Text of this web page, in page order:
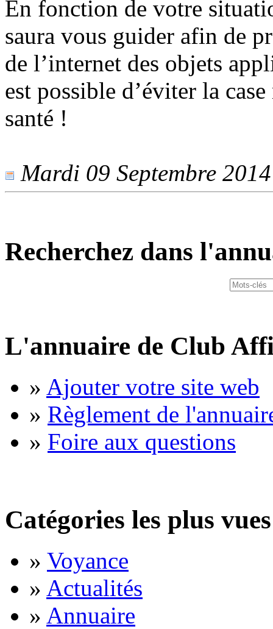
En fonction de votre
saura vous guider afin de
de l’internet des objets
est possible d’éviter la
santé !
Mardi 09 Septembre
Recherchez dans
L'annuaire de Club
» Ajouter votre site web
» Règlement de
» Foire aux questions
Catégories les plus vues
» Voyance
» Actualités
» Annuaire